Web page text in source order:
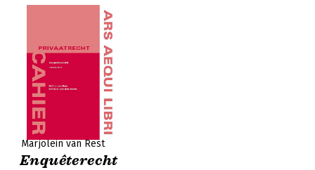
Marjolein van Rest
Enquêterecht